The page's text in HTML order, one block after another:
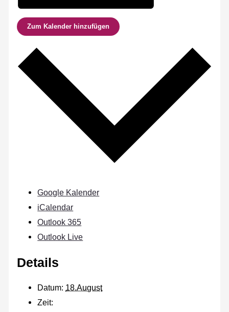
Zum Kalender hinzufügen
Google Kalender
iCalendar
Outlook 365
Outlook Live
Details
Datum: 18.August
Zeit: